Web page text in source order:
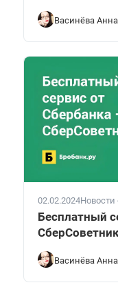
Васинёва Анна
02.02.2024Новости
Бесплатный
СберСоветник
Васинёва Анна